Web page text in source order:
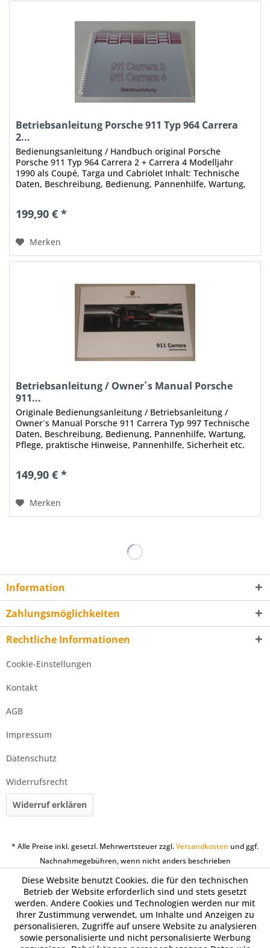
Betriebsanleitung Porsche 911 Typ 964 Carrera
2...
Bedienungsanleitung / Handbuch original Porsche
Porsche 911 Typ 964 Carrera 2 + Carrera 4 Modelljahr
1990 als Coupé, Targa und Cabriolet Inhalt: Technische
Daten, Beschreibung, Bedienung, Pannenhilfe, Wartung,
199,90 € *
Merken
Betriebsanleitung / Owner´s Manual Porsche
911...
Originale Bedienungsanleitung / Betriebsanleitung /
Owner´s Manual Porsche 911 Carrera Typ 997 Technische
Daten, Beschreibung, Bedienung, Pannenhilfe, Wartung,
Pflege, praktische Hinweise, Pannenhilfe, Sicherheit etc.
149,90 € *
Merken
Information
Zahlungsmöglichkeiten
Rechtliche Informationen
Cookie-Einstellungen
Kontakt
AGB
Impressum
Datenschutz
Widerrufsrecht
Widerruf erklären
* Alle Preise inkl. gesetzl. Mehrwertsteuer zzgl.Versandkosten und ggf.
Nachnahmegebühren, wenn nicht anders beschrieben
Diese Website benutzt Cookies, die für den technischen
Betrieb der Website erforderlich sind und stets gesetzt
werden. Andere Cookies und Technologien werden nur mit
Ihrer Zustimmung verwendet, um Inhalte und Anzeigen zu
personalisieren, Zugriffe auf unsere Website zu analysieren
sowie personalisierte und nicht personalisierte Werbung